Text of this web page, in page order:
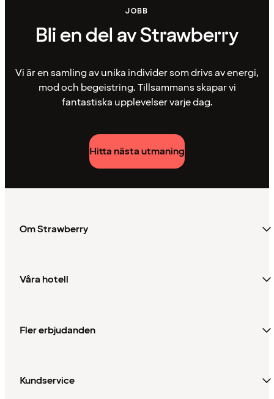
JOBB
Bli en del av Strawberry
Vi är en samling av unika individer som drivs av energi,
mod och begeistring. Tillsammans skapar vi
fantastiska upplevelser varje dag.
Hitta nästa utmaning
Om Strawberry
Våra hotell
Fler erbjudanden
Kundservice